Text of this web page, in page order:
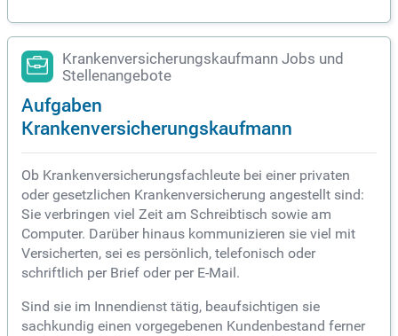
Krankenversicherungskaufmann Jobs und
Stellenangebote
Aufgaben
Krankenversicherungskaufmann
Ob Krankenversicherungsfachleute bei einer privaten
oder gesetzlichen Krankenversicherung angestellt sind:
Sie verbringen viel Zeit am Schreibtisch sowie am
Computer. Darüber hinaus kommunizieren sie viel mit
Versicherten, sei es persönlich, telefonisch oder
schriftlich per Brief oder per E-Mail.
Sind sie im Innendienst tätig, beaufsichtigen sie
sachkundig einen vorgegebenen Kundenbestand ferner